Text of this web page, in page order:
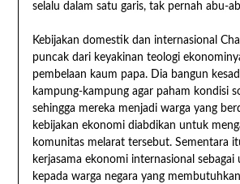
selalu dalam satu garis, tak pernah abu-
Kebijakan domestik dan internasional
puncak dari keyakinan teologi
pembelaan kaum papa. Dia bangun
kampung-kampung agar paham kondisi
sehingga mereka menjadi warga yang
kebijakan ekonomi diabdikan untuk
komunitas melarat tersebut. Sementara
kerjasama ekonomi internasional sebagai
kepada warga negara yang